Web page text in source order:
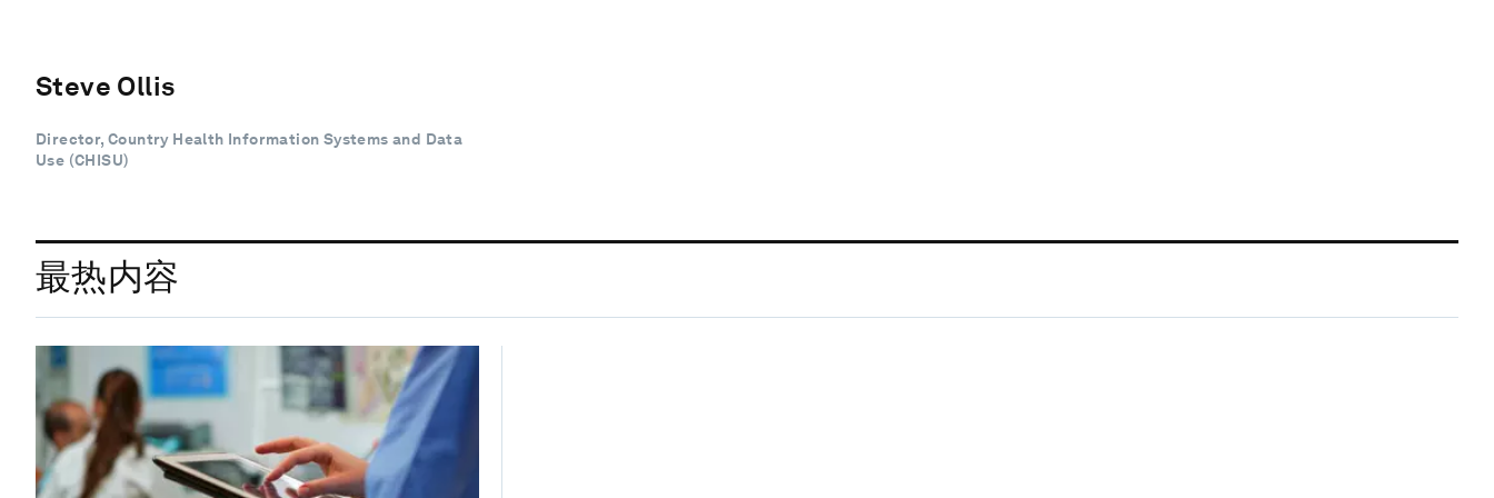
Steve Ollis
Director, Country Health Information Systems and Data
Use (CHISU)
最热内容